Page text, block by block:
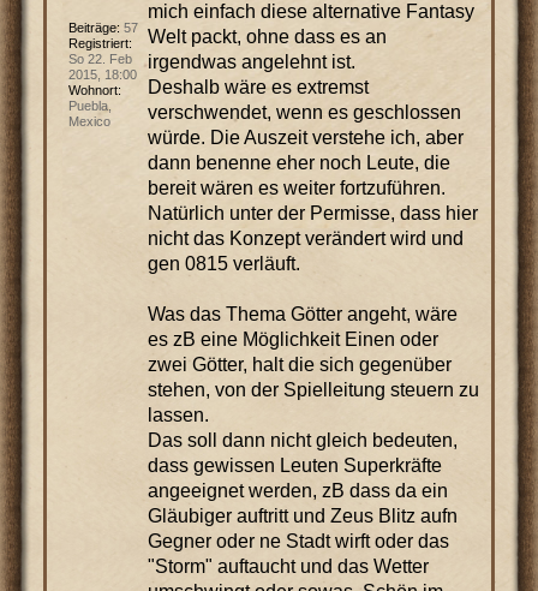
mich einfach diese alternative Fantasy
Welt packt, ohne dass es an
irgendwas angelehnt ist.
Deshalb wäre es extremst
verschwendet, wenn es geschlossen
würde. Die Auszeit verstehe ich, aber
dann benenne eher noch Leute, die
bereit wären es weiter fortzuführen.
Natürlich unter der Permisse, dass hier
nicht das Konzept verändert wird und
gen 0815 verläuft.
Was das Thema Götter angeht, wäre
es zB eine Möglichkeit Einen oder
zwei Götter, halt die sich gegenüber
stehen, von der Spielleitung steuern zu
lassen.
Das soll dann nicht gleich bedeuten,
dass gewissen Leuten Superkräfte
angeeignet werden, zB dass da ein
Gläubiger auftritt und Zeus Blitz aufn
Gegner oder ne Stadt wirft oder das
"Storm" auftaucht und das Wetter
Beiträge: 57
Registriert:
So 22. Feb
2015, 18:00
Wohnort:
Puebla,
Mexico